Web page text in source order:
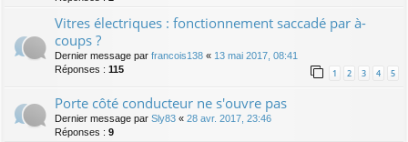
Vitres électriques : fonctionnement saccadé par à-
coups ?
Dernier message par francois138 « 13 mai 2017, 08:41
Réponses : 115 1 2 3 4 5
Porte côté conducteur ne s'ouvre pas
Dernier message par Sly83 « 28 avr. 2017, 23:46
Réponses : 9